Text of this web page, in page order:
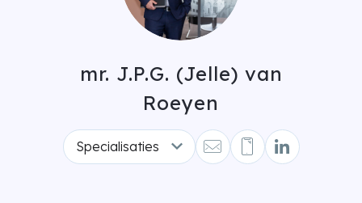
mr. J.P.G. (Jelle) van
Roeyen
Specialisaties